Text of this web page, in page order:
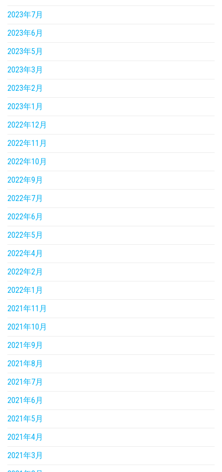
2023年7月
2023年6月
2023年5月
2023年3月
2023年2月
2023年1月
2022年12月
2022年11月
2022年10月
2022年9月
2022年7月
2022年6月
2022年5月
2022年4月
2022年2月
2022年1月
2021年11月
2021年10月
2021年9月
2021年8月
2021年7月
2021年6月
2021年5月
2021年4月
2021年3月